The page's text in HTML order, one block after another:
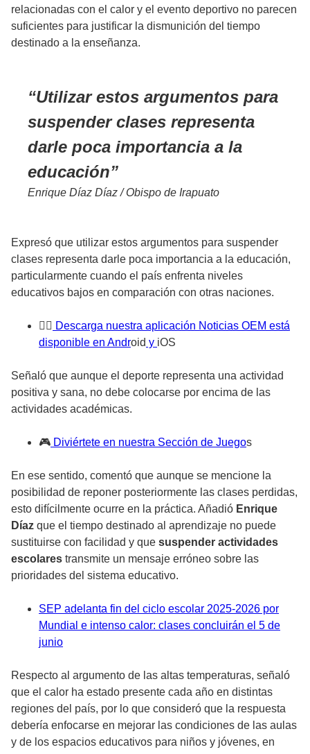
relacionadas con el calor y el evento deportivo no parecen
suficientes para justificar la dismunición del tiempo
destinado a la enseñanza.
Utilizar estos argumentos para
suspender clases representa
darle poca importancia a la
educación
Enrique Díaz Díaz / Obispo de Irapuato
Expresó que utilizar estos argumentos para suspender
clases representa darle poca importancia a la educación,
particularmente cuando el país enfrenta niveles
educativos bajos en comparación con otras naciones.
👉 🏼 Descarga nuestra aplicación Noticias OEM está
disponible en Android y iOS
Señaló que aunque el deporte representa una actividad
positiva y sana, no debe colocarse por encima de las
actividades académicas.
🎮 Diviértete en nuestra Sección de Juegos
En ese sentido, comentó que aunque se mencione la
posibilidad de reponer posteriormente las clases perdidas,
esto difícilmente ocurre en la práctica. Añadió Enrique
Díaz que el tiempo destinado al aprendizaje no puede
sustituirse con facilidad y que suspender actividades
escolares transmite un mensaje erróneo sobre las
prioridades del sistema educativo.
SEP adelanta fin del ciclo escolar 2025-2026 por
Mundial e intenso calor: clases concluirán el 5 de
junio
Respecto al argumento de las altas temperaturas, señaló
que el calor ha estado presente cada año en distintas
regiones del país, por lo que consideró que la respuesta
debería enfocarse en mejorar las condiciones de las aulas
y de los espacios educativos para niños y jóvenes, en